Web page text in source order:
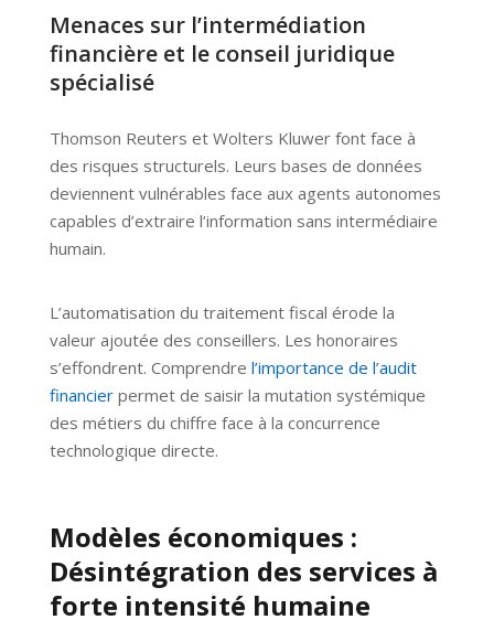
Menaces sur l’intermédiation
financière et le conseil juridique
spécialisé
Thomson Reuters et Wolters Kluwer font face à
des risques structurels. Leurs bases de données
deviennent vulnérables face aux agents autonomes
capables d’extraire l’information sans intermédiaire
humain.
L’automatisation du traitement fiscal érode la
valeur ajoutée des conseillers. Les honoraires
s’effondrent. Comprendre l’importance de l’audit
financierpermet de saisir la mutation systémique
des métiers du chiffre face à la concurrence
technologique directe.
Modèles économiques :
Désintégration des services à
forte intensité humaine